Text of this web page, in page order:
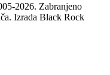
2026. Zabranjeno
Izrada Black Rock